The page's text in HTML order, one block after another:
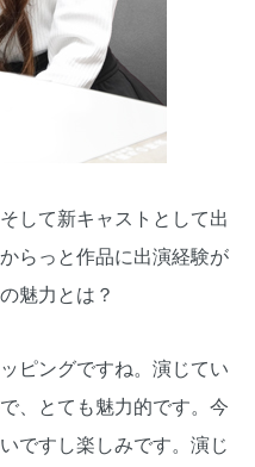
て新キャストとして出
らっと作品に出演経験が
魅力とは？
ピングですね。演じてい
、とても魅力的です。今
ですし楽しみです。演じ